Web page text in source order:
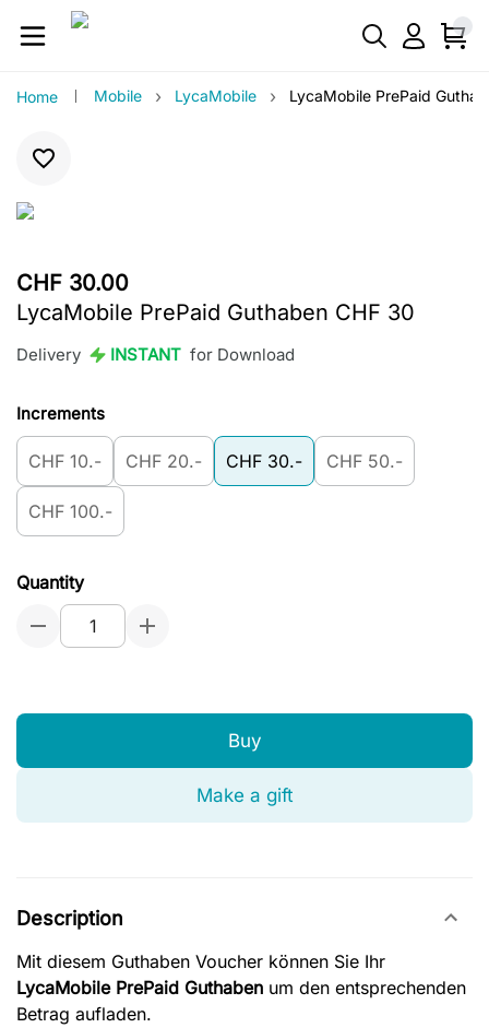
Home Mobile › LycaMobile › LycaMobile PrePaid
CHF 30.00
LycaMobile PrePaid Guthaben CHF 30
Delivery INSTANT for Download
Increments
CHF 10.- CHF 20.- CHF 30.- CHF 50.-
CHF 100.-
Quantity
Buy
Make a gift
Description
Mit diesem Guthaben Voucher können Sie Ihr
LycaMobile PrePaid Guthaben um den entsprechenden
Betrag aufladen.